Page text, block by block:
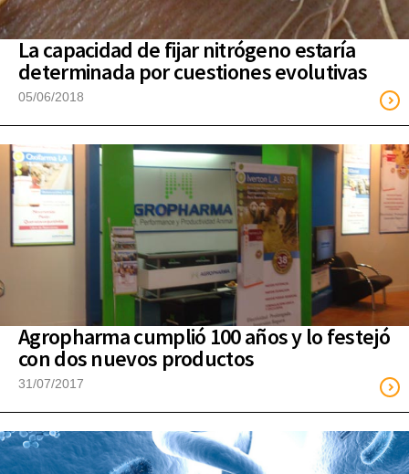
La capacidad de fijar nitrógeno estaría
determinada por cuestiones evolutivas
05/06/2018
Agropharma cumplió 100 años y lo festejó
con dos nuevos productos
31/07/2017